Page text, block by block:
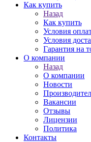
Как купить
Назад
Как купить
Условия
Условия
Гарантия на
О компании
Назад
О компании
Новости
Вакансии
Отзывы
Лицензии
Политика
Контакты